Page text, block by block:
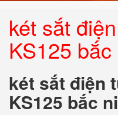
két sắt
KS125 bắc
két sắt điện
KS125 bắc